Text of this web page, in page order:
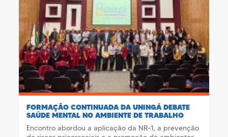
FORMAÇÃO CONTINUADA DA UNINGÁ DEBATE
SAÚDE MENTAL NO AMBIENTE DE TRABALHO
Encontro abordou a aplicação da NR-1, a prevenção